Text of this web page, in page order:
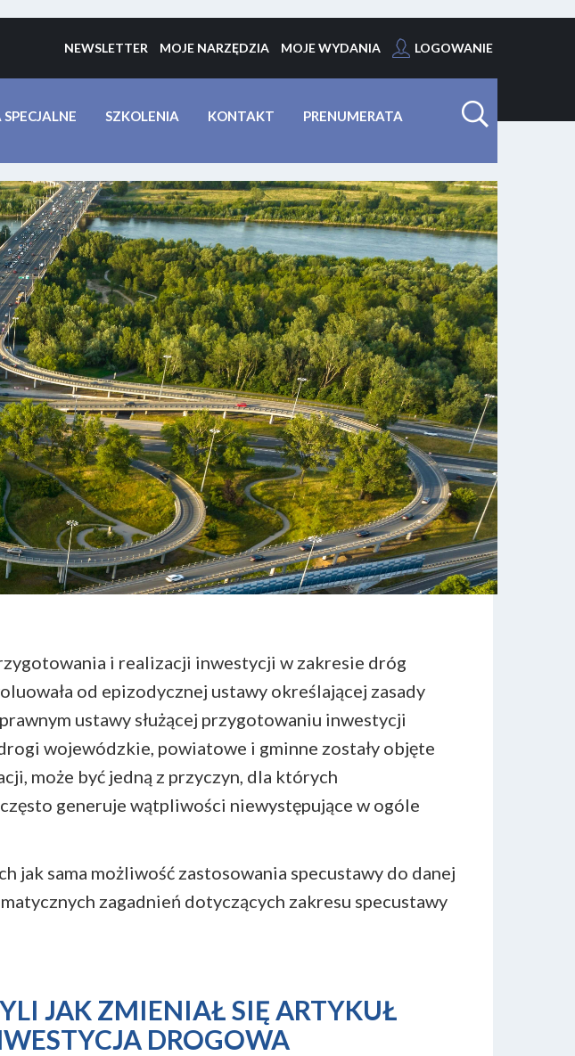
NEWSLETTER MOJE NARZĘDZIA MOJE WYDANIA LOGOWANIE
SZKOLENIA KONTAKT PRENUMERATA
i realizacji inwestycji w zakresie dróg
od epizodycznej ustawy określającej zasady
ustawy służącej przygotowaniu inwestycji
wojewódzkie, powiatowe i gminne zostały objęte
może być jedną z przyczyn, dla których
generuje wątpliwości niewystępujące w ogóle
sama możliwość zastosowania specustawy do danej
zagadnień dotyczących zakresu specustawy
JAK ZMIENIAŁ SIĘ ARTYKUŁ
DROGOWA